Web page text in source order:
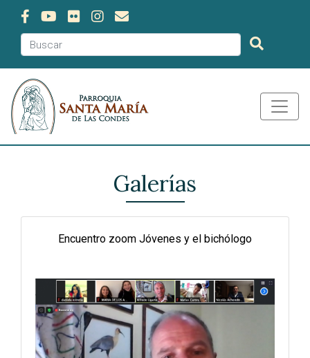
Galerías
Encuentro zoom Jóvenes y el bichólogo